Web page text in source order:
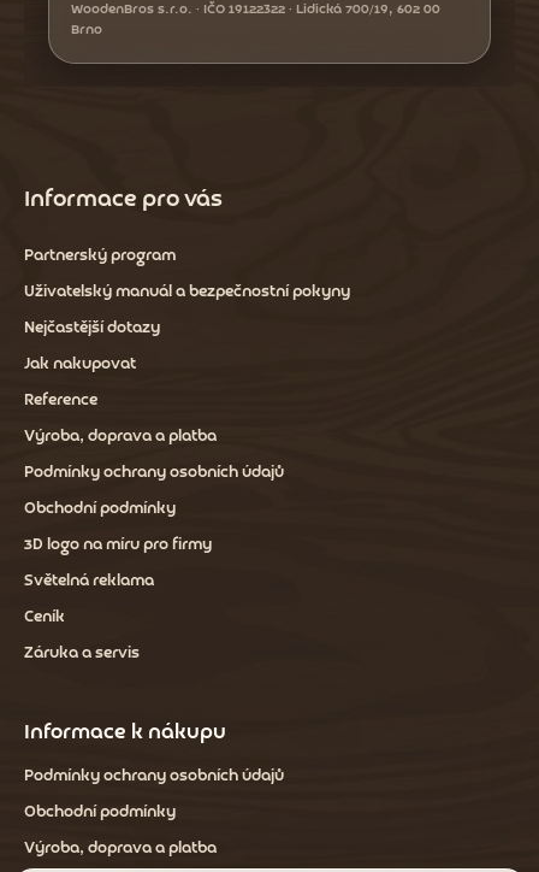
Informace pro vás
Partnerský program
Uživatelský manuál a bezpečnostní pokyny
Nejčastější dotazy
Jak nakupovat
Reference
Výroba, doprava a platba
Podmínky ochrany osobních údajů
Obchodní podmínky
3D logo na míru pro firmy
Světelná reklama
Ceník
Záruka a servis
Informace k nákupu
Podmínky ochrany osobních údajů
Obchodní podmínky
Výroba, doprava a platba
WoodenBros s.r.o. · IČO 19122322 · Lidická 700/19, 602 00
Brno